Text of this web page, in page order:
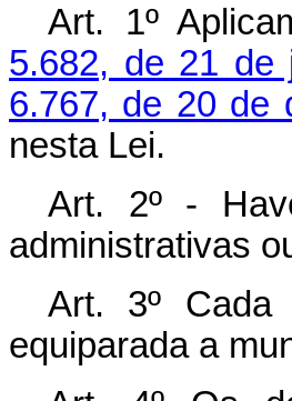
Art. 1º
5.682, de 21 de
6.767, de 20 de
nesta Lei.
Art. 2º -
administrativas
Art. 3º Cada
equiparada a